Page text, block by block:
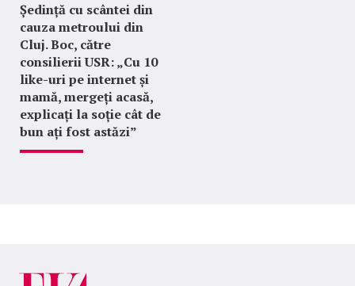
Ședință cu scântei din
cauza metroului din
Cluj. Boc, către
consilierii USR: „Cu 10
like-uri pe internet și
mamă, mergeți acasă,
explicați la soție cât de
bun ați fost astăzi”